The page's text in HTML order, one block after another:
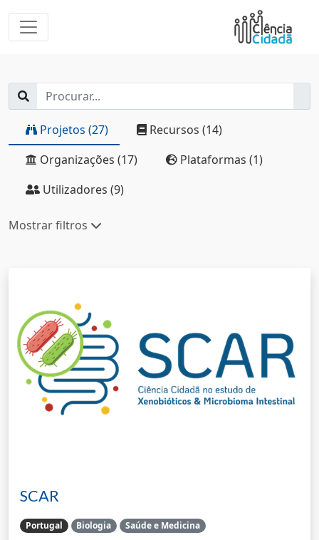
Projetos (27)
Recursos (14)
Organizações (17)
Plataformas (1)
Utilizadores (9)
Mostrar filtros
SCAR
Portugal Biologia Saúde e Medicina